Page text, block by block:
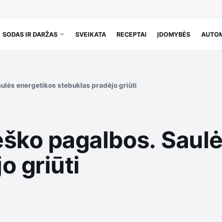
SODAS IR DARŽAS SVEIKATA RECEPTAI ĮDOMYBĖS
energetikos stebuklas pradėjo griūti
pagalbos.
griūti